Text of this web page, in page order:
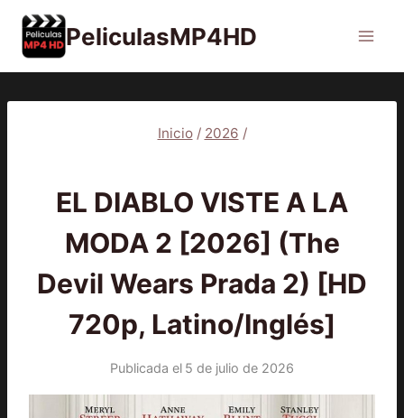
Saltar
contenido
PeliculasMP4HD
Inicio / 2026 /
EL DIABLO VISTE A LA
MODA 2 [2026] (The
Devil Wears Prada 2) [HD
720p, Latino/Inglés]
Publicada el 5 de julio de 2026